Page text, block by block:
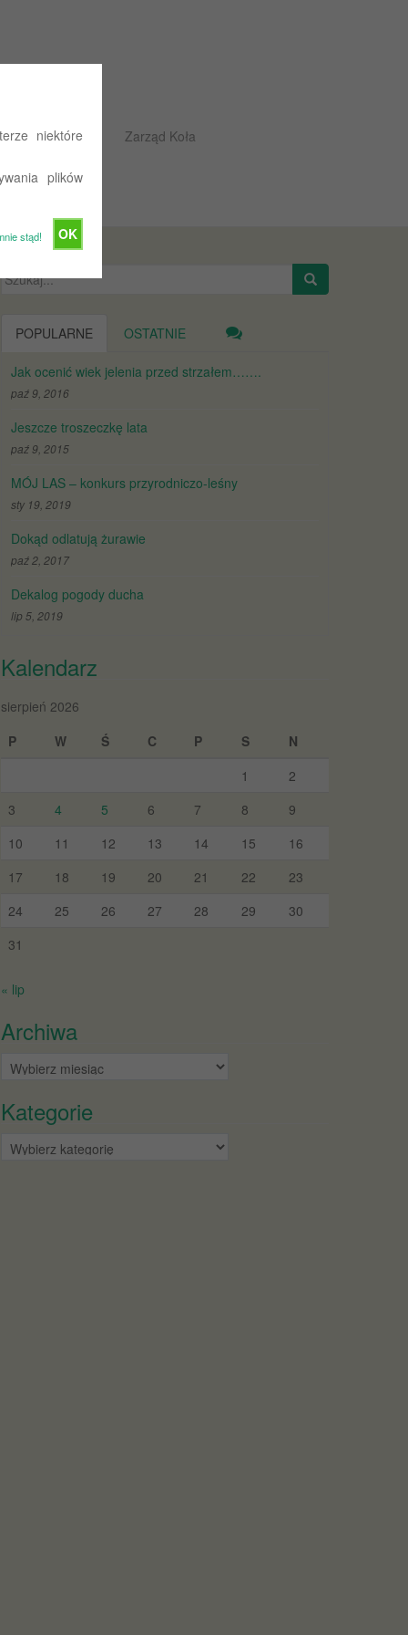
niektóre
plików
OK
stąd!
przepisy Zarząd Koła
POPULARNE OSTATNIE
Jak ocenić wiek jelenia przed strzałem…….
paź 9, 2016
Jeszcze troszeczkę lata
paź 9, 2015
MÓJ LAS – konkurs przyrodniczo-leśny
sty 19, 2019
Dokąd odlatują żurawie
paź 2, 2017
Dekalog pogody ducha
lip 5, 2019
Kalendarz
sierpień 2026
P
W Ś C P S
N
1
2
3
4 5 6 7 8
9
10
11 12 13 14 15
16
17
18 19 20 21 22
23
24
25 26 27 28 29
30
31
« lip
Archiwa
Archiwa
Kategorie
Kategorie